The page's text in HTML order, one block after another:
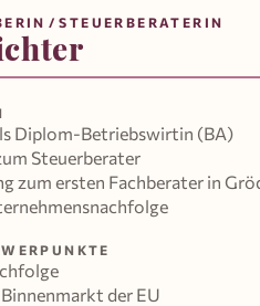
/ STEUERBERATERIN
Diplom-Betriebswirtin (BA)
Steuerberater
zum ersten Fachberater in
der EU